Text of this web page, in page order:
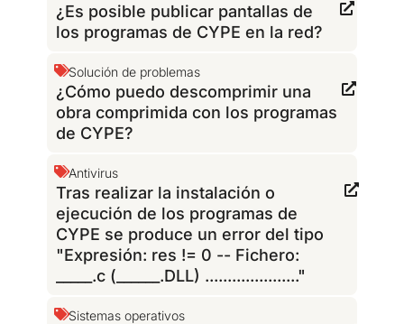
¿Es posible publicar pantallas de
los programas de CYPE en la red?
Solución de problemas
¿Cómo puedo descomprimir una
obra comprimida con los programas
de CYPE?
Antivirus
Tras realizar la instalación o
ejecución de los programas de
CYPE se produce un error del tipo
"Expresión: res != 0 -- Fichero:
_____.c (______.DLL) ....................."
Sistemas operativos